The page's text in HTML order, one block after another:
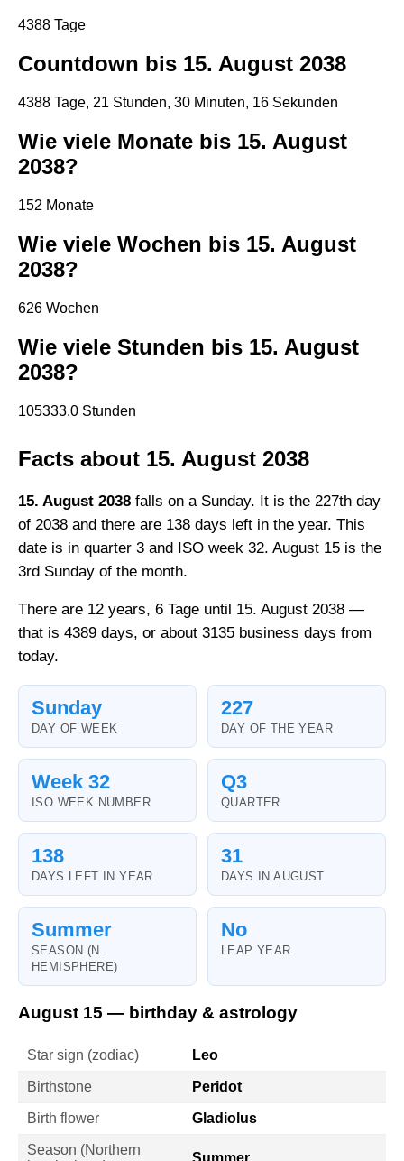
4388 Tage
Countdown bis 15. August 2038
4388 Tage, 21 Stunden, 30 Minuten, 15 Sekunden
Wie viele Monate bis 15. August
2038?
152 Monate
Wie viele Wochen bis 15. August
2038?
626 Wochen
Wie viele Stunden bis 15. August
2038?
105333.0 Stunden
Facts about 15. August 2038
15. August 2038 falls on a Sunday. It is the 227th day
of 2038 and there are 138 days left in the year. This
date is in quarter 3 and ISO week 32. August 15 is the
3rd Sunday of the month.
There are 12 years, 6 Tage until 15. August 2038 —
that is 4389 days, or about 3135 business days from
today.
Sunday
DAY OF WEEK
227
DAY OF THE YEAR
Week 32
ISO WEEK NUMBER
Q3
QUARTER
138
DAYS LEFT IN YEAR
31
DAYS IN AUGUST
Summer
SEASON (N.
HEMISPHERE)
No
LEAP YEAR
August 15 — birthday & astrology
Star sign (zodiac) Leo
Birthstone Peridot
Birth flower Gladiolus
Season (Northern
Summer